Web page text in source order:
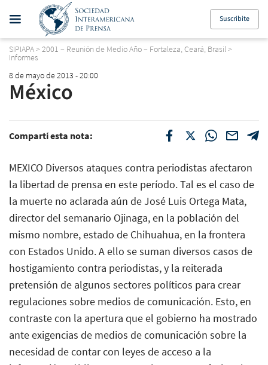
Suscribite
SIPIAPA> 2001 – Reunión de Medio Año – Fortaleza, Ceará, Brasil>
Informes
8 de mayo de 2013 - 20:00
México
Compartí esta nota:
MEXICO Diversos ataques contra periodistas afectaron
la libertad de prensa en este período. Tal es el caso de
la muerte no aclarada aún de José Luis Ortega Mata,
director del semanario Ojinaga, en la población del
mismo nombre, estado de Chihuahua, en la frontera
con Estados Unido. A ello se suman diversos casos de
hostigamiento contra periodistas, y la reiterada
pretensión de algunos sectores políticos para crear
regulaciones sobre medios de comunicación. Esto, en
contraste con la apertura que el gobierno ha mostrado
ante exigencias de medios de comunicación sobre la
necesidad de contar con leyes de acceso a la